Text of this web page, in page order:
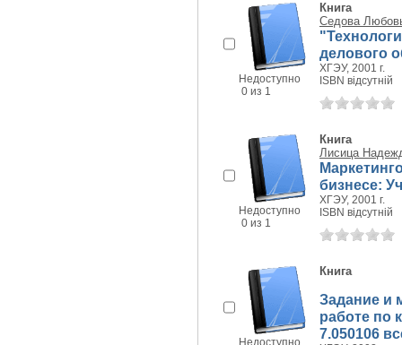
Недоступно
0 из 1
Книга
Седова
делового
ХГЭУ, 2001 г.
ISBN відсутній
Недоступно
0 из 1
Книга
Лисица
бизнесе:
ХГЭУ, 2001 г.
ISBN відсутній
Недоступно
Книга
Задание и
работе по
7.050106